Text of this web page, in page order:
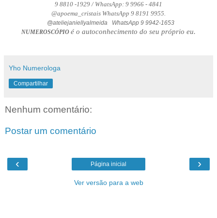
9 8810 -1929 / WhatsApp: 9 9966 - 4841
@apoema_cristais WhatsApp 9 8191 9955.
@ateliejaniellyalmeida WhatsApp 9 9942-1653
NUMEROSCÓPIO é o autoconhecimento do seu próprio eu.
Yho Numerologa
Compartilhar
Nenhum comentário:
Postar um comentário
‹ ›
Página inicial
Ver versão para a web